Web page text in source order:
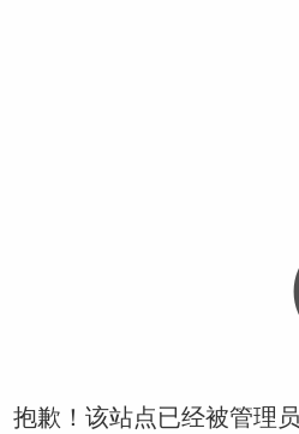
抱歉！该站点已经被管理